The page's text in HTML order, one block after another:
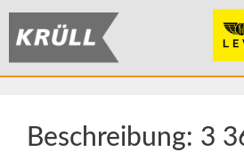
Beschreibung: 3